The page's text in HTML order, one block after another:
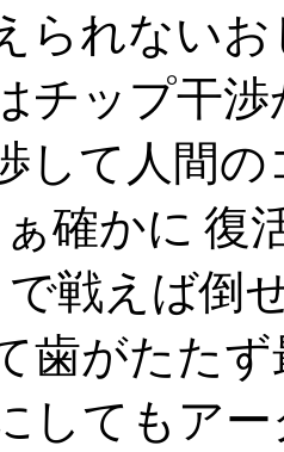
られない
チップ干
して人間
確かに 復
で戦えば倒
歯がたた
してもア